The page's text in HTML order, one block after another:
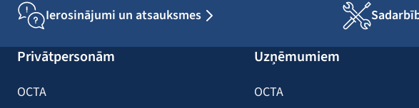
Ierosinājumi un atsauksmes
Privātpersonām
OCTA
Uzņēmumiem
OCTA